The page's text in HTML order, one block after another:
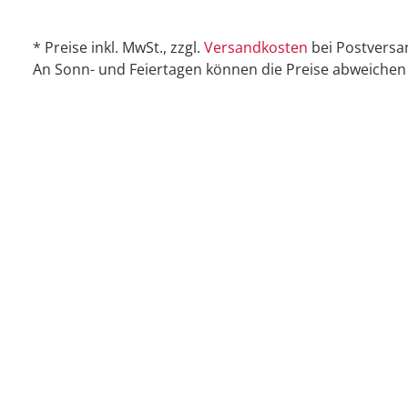
* Preise inkl. MwSt., zzgl. Versandkosten bei
An Sonn- und Feiertagen können die Preise abweichen